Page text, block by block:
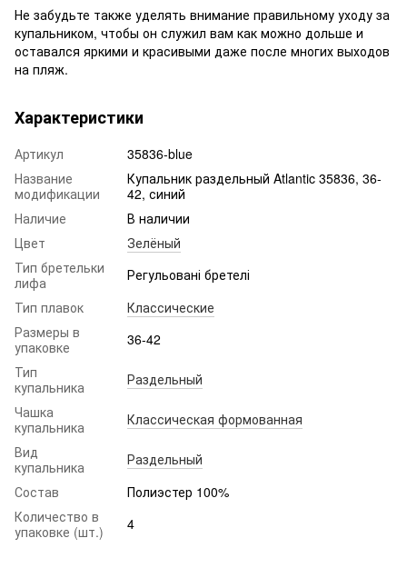
Не забудьте также уделять внимание правильному уходу за
купальником, чтобы он служил вам как можно дольше и
оставался яркими и красивыми даже после многих выходов
на пляж.
Характеристики
Артикул
35836-blue
Название
модификации
Купальник раздельный Atlantic 35836, 36-
42, синий
Наличие
В наличии
Цвет
Зелёный
Тип бретельки
лифа
Регульовані бретелі
Тип плавок
Классические
Размеры в
упаковке
36-42
Тип
купальника
Раздельный
Чашка
купальника
Классическая формованная
Вид
купальника
Раздельный
Состав
Полиэстер 100%
Количество в
упаковке (шт.)
4